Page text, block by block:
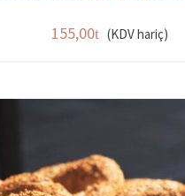
155,00 (KDV hariç)